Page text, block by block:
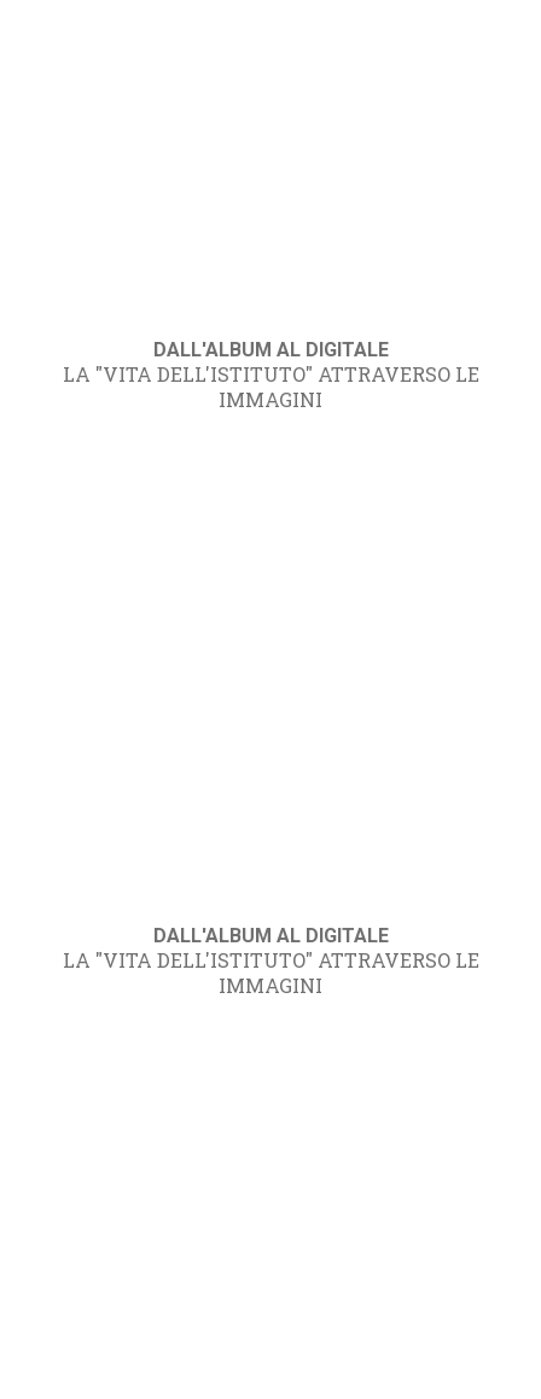
DALL'ALBUM AL DIGITALE
LA "VITA DELL'ISTITUTO" ATTRAVERSO LE
IMMAGINI
DALL'ALBUM AL DIGITALE
LA "VITA DELL'ISTITUTO" ATTRAVERSO LE
IMMAGINI